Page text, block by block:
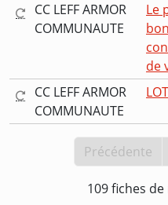
CC LEFF ARMOR
COMMUNAUTE
Le
de
CC LEFF ARMOR
COMMUNAUTE
Précédente
109 fiches